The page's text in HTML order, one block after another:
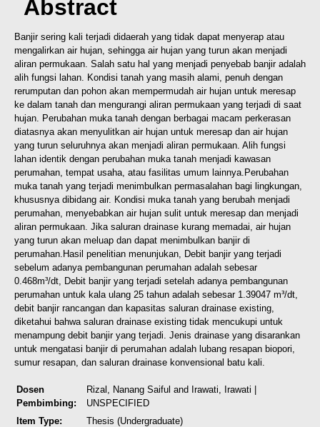
Abstract
Banjir sering kali terjadi didaerah yang tidak dapat menyerap atau
mengalirkan air hujan, sehingga air hujan yang turun akan menjadi
aliran permukaan. Salah satu hal yang menjadi penyebab banjir adalah
alih fungsi lahan. Kondisi tanah yang masih alami, penuh dengan
rerumputan dan pohon akan mempermudah air hujan untuk meresap
ke dalam tanah dan mengurangi aliran permukaan yang terjadi di saat
hujan. Perubahan muka tanah dengan berbagai macam perkerasan
diatasnya akan menyulitkan air hujan untuk meresap dan air hujan
yang turun seluruhnya akan menjadi aliran permukaan. Alih fungsi
lahan identik dengan perubahan muka tanah menjadi kawasan
perumahan, tempat usaha, atau fasilitas umum lainnya. Perubahan
muka tanah yang terjadi menimbulkan permasalahan bagi lingkungan,
khususnya dibidang air. Kondisi muka tanah yang berubah menjadi
perumahan, menyebabkan air hujan sulit untuk meresap dan menjadi
aliran permukaan. Jika saluran drainase kurang memadai, air hujan
yang turun akan meluap dan dapat menimbulkan banjir di
perumahan. Hasil penelitian menunjukan, Debit banjir yang terjadi
sebelum adanya pembangunan perumahan adalah sebesar
0.468m³/dt, Debit banjir yang terjadi setelah adanya pembangunan
perumahan untuk kala ulang 25 tahun adalah sebesar 1.39047 m³/dt,
debit banjir rancangan dan kapasitas saluran drainase existing,
diketahui bahwa saluran drainase existing tidak mencukupi untuk
menampung debit banjir yang terjadi. Jenis drainase yang disarankan
untuk mengatasi banjir di perumahan adalah lubang resapan biopori,
sumur resapan, dan saluran drainase konvensional batu kali.
Dosen
Pembimbing:
Rizal, Nanang Saiful and Irawati, Irawati |
UNSPECIFIED
Item Type:
Thesis (Undergraduate)